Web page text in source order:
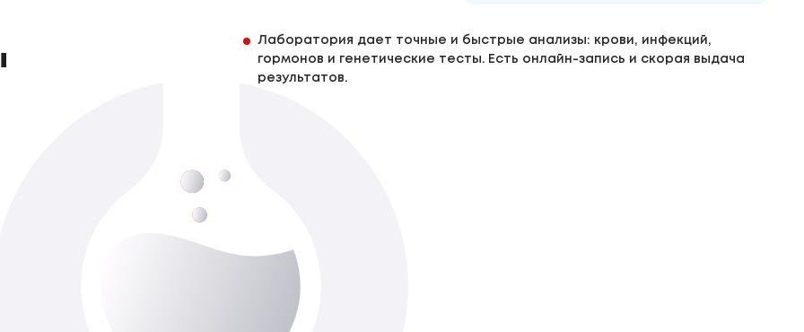
Лаборатория дает точные и быстрые анализы: крови, инфекций,
гормонов и генетические тесты. Есть онлайн-запись и скорая выдача
результатов.